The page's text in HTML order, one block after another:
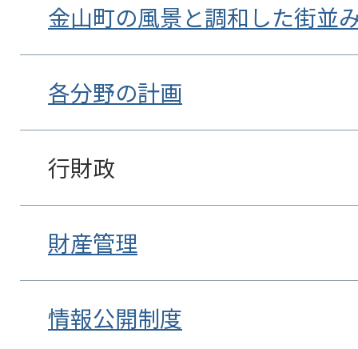
金山町の風景と調和した街並
各分野の計画
行財政
財産管理
情報公開制度